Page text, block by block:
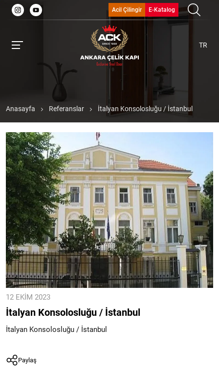
Acil Çilingir E-Katalog
TR
Anasayfa Referanslar İtalyan Konsolosluğu / İstanbul
12 EKIM 2023
İtalyan Konsolosluğu / İstanbul
İtalyan Konsolosluğu / İstanbul
Paylaş